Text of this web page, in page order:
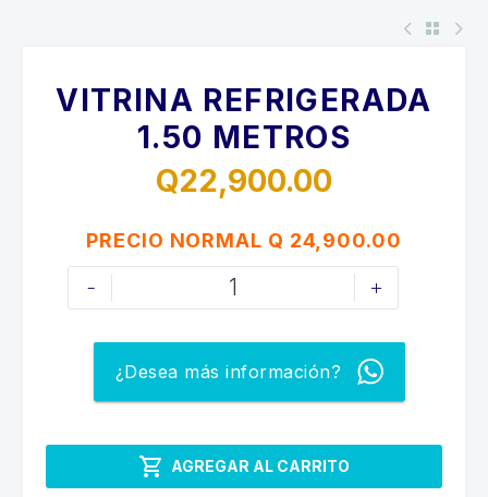
VITRINA REFRIGERADA
1.50 METROS
Q22,900.00
PRECIO NORMAL Q 24,900.00
-
VITRINA
REFRIGERADA
METROS
cantidad
+
 AGREGAR AL CARRITO
¿Desea más información?